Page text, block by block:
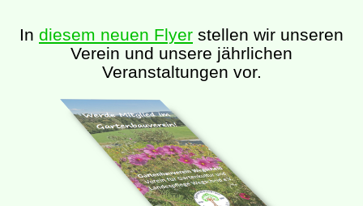
In diesem neuen Flyer stellen wir unseren
Verein und unsere jährlichen
Veranstaltungen vor.